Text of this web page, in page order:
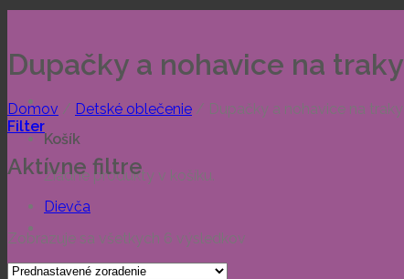
Košík
Žiadne produkty v košíku.
Dupačky a nohavice na traky
Domov / Detské oblečenie / Dupačky a nohavice na traky
Filter
Aktívne filtre
Dievča
Zobrazuje sa všetkych 6 výsledkov